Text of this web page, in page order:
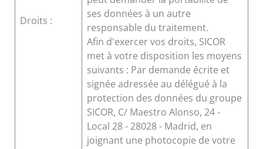
Droits :
ses données à un autre
responsable du traitement.
Afin d'exercer vos droits, SICOR
met à votre disposition les moyens
suivants : Par demande écrite et
signée adressée au délégué à la
protection des données du groupe
SICOR, C/ Maestro Alonso, 24 -
Local 28 - 28028 - Madrid, en
joignant une photocopie de votre